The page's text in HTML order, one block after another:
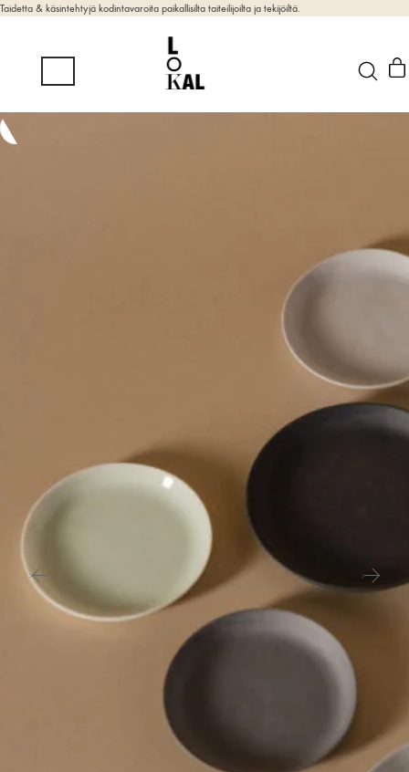
Taidetta & käsintehtyjä kodintavaroita paikallisilta taiteilijoilta ja tekijöiltä.